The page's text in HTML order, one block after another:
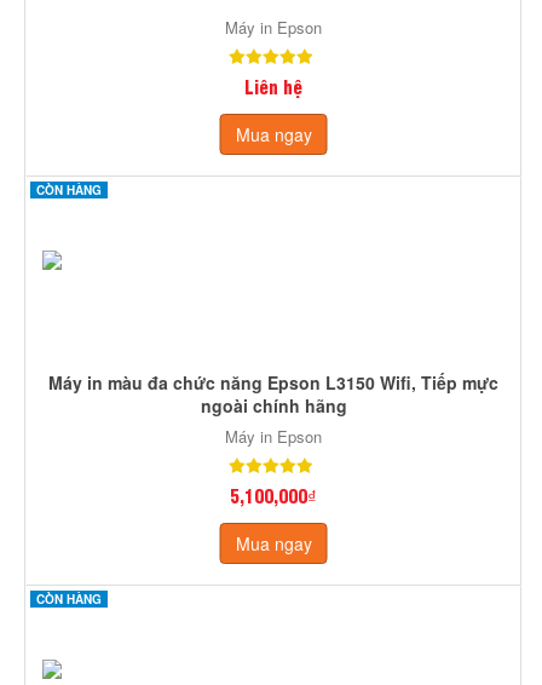
Máy in Epson
Liên hệ
Mua ngay
CÒN HÀNG
Máy in màu đa chức năng Epson L3150 Wifi, Tiếp mực
ngoài chính hãng
Máy in Epson
5,100,000₫
Mua ngay
CÒN HÀNG